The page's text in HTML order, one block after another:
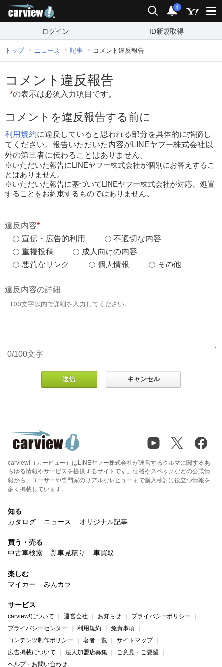
検索 通知
i
ログイン ID新規取得
トップ ニュース 記事 コメント違反報告
コメント違反報告
*の表示は必須入力項目です。
コメントを違反報告する前に
利用規約に違反していると思われる部分を具体的に指摘し
てください。報告いただいた内容がLINEヤフー株式会社以
外の第三者に伝わることはありません。
※いただいた報告にLINEヤフー株式会社が個別にお答えするこ
とはありません。
※いただいた報告に基づいてLINEヤフー株式会社が対応、処置
することをお約束するものではありません。
違反内容*
宣伝・広告的利用
不適切な内容
重複投稿
成人向けの内容
悪質なリンク
個人情報 その他
違反内容の詳細
0/100文字
carview!（カービュー）はLINEヤフー株式会社が運営するクルマに関するあ
らゆる情報やサービスを提供するサイトです。価格やスペックなどの公式情
報から、ユーザーや専門家のリアルなレビューまで購入検討に役立つ情報を
多く掲載しています。
知る
カタログ
ニュース オリジナル記事
買う・売る
中古車検索
新車見積り 車買取
楽しむ
マイカー
みんカラ
サービス
carview!について 運営会社 お知らせ
プライバシーポリシー
プライバシーセンター
利用規約
免責事項
コンテンツ制作ポリシー
著者一覧
サイトマップ
広告掲載について
法人加盟店募集
ご意見・ご要望
ヘルプ・お問い合わせ